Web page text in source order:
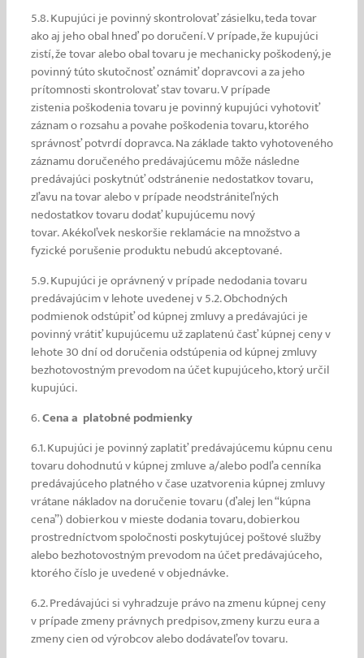
5.8. Kupujúci je povinný skontrolovať zásielku, teda tovar
ako aj jeho obal hneď po doručení. V prípade, že kupujúci
zistí, že tovar alebo obal tovaru je mechanicky poškodený, je
povinný túto skutočnosť oznámiť dopravcovi a za jeho
prítomnosti skontrolovať stav tovaru. V prípade
zistenia poškodenia tovaru je povinný kupujúci vyhotoviť
záznam o rozsahu a povahe poškodenia tovaru, ktorého
správnosť potvrdí dopravca. Na základe takto vyhotoveného
záznamu doručeného predávajúcemu môže následne
predávajúci poskytnúť odstránenie nedostatkov tovaru,
zľavu na tovar alebo v prípade neodstrániteľných
nedostatkov tovaru dodať kupujúcemu nový
tovar.Akékoľvek neskoršie reklamácie na množstvo a
fyzické porušenie produktu nebudú akceptované.
5.9. Kupujúci je oprávnený v prípade nedodania tovaru
predávajúcim v lehote uvedenej v 5.2. Obchodných
podmienok odstúpiť od kúpnej zmluvy a predávajúci je
povinný vrátiť kupujúcemu už zaplatenú časť kúpnej ceny v
lehote 30 dní od doručenia odstúpenia od kúpnej zmluvy
bezhotovostným prevodom na účet kupujúceho, ktorý určil
kupujúci.
6.Cena a platobné podmienky
6.1. Kupujúci je povinný zaplatiť predávajúcemu kúpnu cenu
tovaru dohodnutú v kúpnej zmluve a/alebo podľa cenníka
predávajúceho platného v čase uzatvorenia kúpnej zmluvy
vrátane nákladov na doručenie tovaru (ďalej len “kúpna
cena”) dobierkou v mieste dodania tovaru, dobierkou
prostredníctvom spoločnosti poskytujúcej poštové služby
alebo bezhotovostným prevodom na účet predávajúceho,
ktorého číslo je uvedené v objednávke.
6.2. Predávajúci si vyhradzuje právo na zmenu kúpnej ceny
v prípade zmeny právnych predpisov, zmeny kurzu eura a
zmeny cien od výrobcov alebo dodávateľov tovaru.